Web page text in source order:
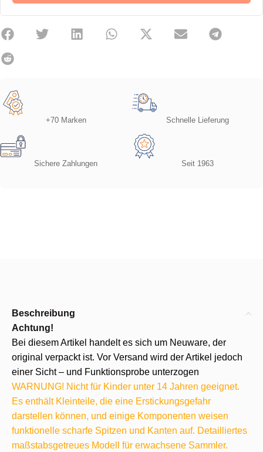
+70 Marken Schnelle Lieferung
Sichere Zahlungen Seit 1963
Beschreibung
Achtung!
Bei diesem Artikel handelt es sich um Neuware, der
original verpackt ist. Vor Versand wird der Artikel jedoch
einer Sicht – und Funktionsprobe unterzogen
WARNUNG! Nicht für Kinder unter 14 Jahren geeignet.
Es enthält Kleinteile, die eine Erstickungsgefahr
darstellen können, und einige Komponenten weisen
funktionelle scharfe Spitzen und Kanten auf. Detailliertes
maßstabsgetreues Modell für erwachsene Sammler.